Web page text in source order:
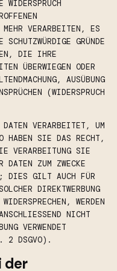
WIDERSPRUCH
MEHR VERARBEITEN, ES
GRÜNDE
DIE IHRE
ÜBERWIEGEN ODER
AUSÜBUNG
(WIDERSPRUCH
DATEN VERARBEITET, UM
HABEN SIE DAS RECHT,
VERARBEITUNG SIE
DATEN ZUM ZWECKE
DIES GILT AUCH FÜR
DIREKTWERBUNG
WERDEN
NICHT
VERWENDET
2 DSGVO).
der